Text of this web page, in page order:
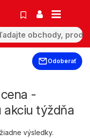
Odoberať
-
akciu týždňa
výsledky.